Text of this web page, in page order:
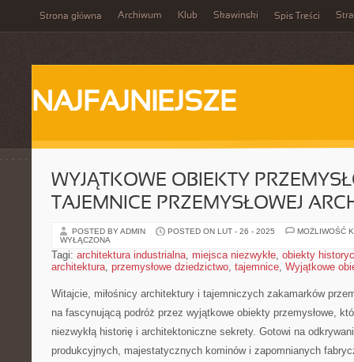
Strona główna Archiwum Klub Skawinski Spis Treści
NAJFAJNIEJSZE
WYJĄTKOWE OBIEKTY
TAJEMNICE PRZEMYSŁOWEJ
POSTED BY ADMIN POSTED ON LUT - 26 - 2025
MOŻLIWOŚĆ
WYŁĄCZONA
Tagi: architektura industrialna, miejsca niezwykłe, obiekty
architektura, przemysłowe dziedzictwo, tajemnice, Wyjątkowe
Witajcie, miłośnicy‌ architektury i tajemniczych‍ zakamarków
na fascynującą podróż przez wyjątkowe obiekty‌ przemysłowe,
niezwykłą historię ⁣i architektoniczne‌ sekrety. Gotowi na
produkcyjnych, majestatycznych kominów i zapomnianych